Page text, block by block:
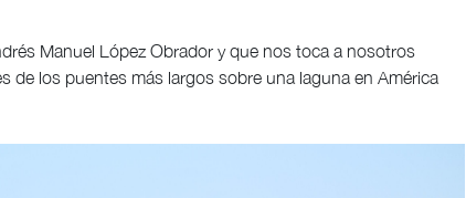
Manuel López Obrador y que nos toca a nosotros
de los puentes más largos sobre una laguna en América